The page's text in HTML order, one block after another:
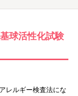
球活性化試験
レルギー検査法にな